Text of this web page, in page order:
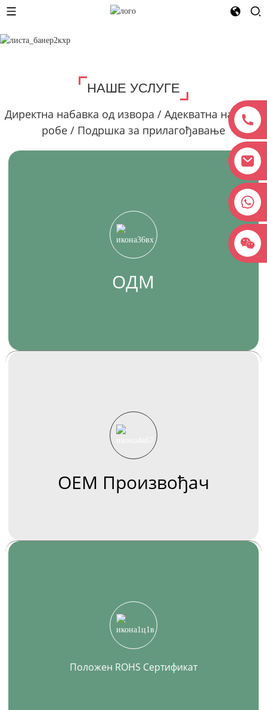
НАШЕ УСЛУГЕ
Директна набавка од извора / Адекватна набавка
робе / Подршка за прилагођавање
ОДМ
ОЕМ Произвођач
Положен ROHS Сертификат